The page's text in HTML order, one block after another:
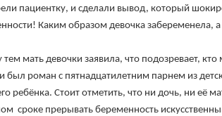
пациентку, и сделали вывод, который
Каким образом девочка забеременела, а
мать девочки заявила, что подозревает,
был роман с пятнадцатилетним парнем из
ребёнка. Стоит отметить, что ни дочь, ни её
сроке прерывать беременность